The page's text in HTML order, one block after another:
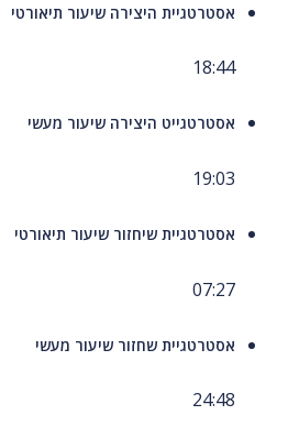
אסטרטגיית היצירה שיעור תיאורטי
18:44
אסטרטגייט היצירה שיעור מעשי
19:03
אסטרטגיית שיחזור שיעור תיאורטי
07:27
אסטרטגיית שחזור שיעור מעשי
24:48